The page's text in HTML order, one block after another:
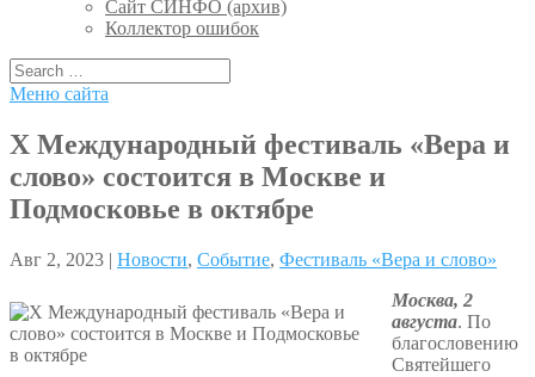
Сайт СИНФО (архив)
Коллектор ошибок
Меню сайта
X Международный фестиваль «Вера и
слово» состоится в Москве и
Подмосковье в октябре
Авг 2, 2023 | Новости, Событие, Фестиваль «Вера и слово»
Москва, 2
августа. По
благословению
Святейшего